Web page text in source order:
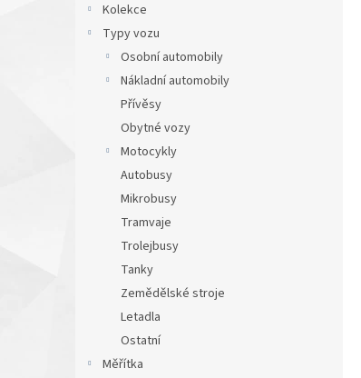
Kolekce
Typy vozu
Osobní automobily
Nákladní automobily
Přívěsy
Obytné vozy
Motocykly
Autobusy
Mikrobusy
Tramvaje
Trolejbusy
Tanky
Zemědělské stroje
Letadla
Ostatní
Měřítka